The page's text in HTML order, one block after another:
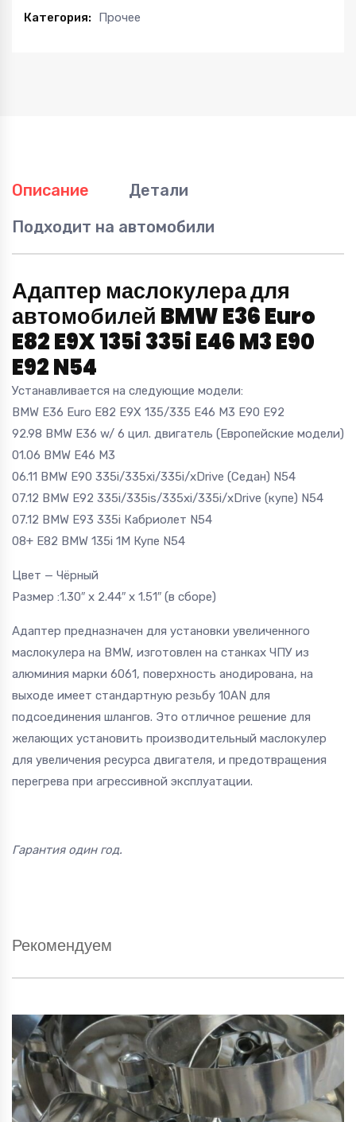
E90
Категория: Прочее
Описание
Детали
Подходит на автомобили
Адаптер маслокулера для
автомобилей BMW E36 Euro
E82 E9X 135i 335i E46 M3 E90
E92 N54
Устанавливается на следующие модели:
BMW E36 Euro E82 E9X 135/335 E46 M3 E90 E92
92.98 BMW E36 w/ 6 цил. двигатель (Европейские модели)
01.06 BMW E46 M3
06.11 BMW E90 335i/335xi/335i/xDrive (Седан) N54
07.12 BMW E92 335i/335is/335xi/335i/xDrive (купе) N54
07.12 BMW E93 335i Кабриолет N54
08+ E82 BMW 135i 1M Купе N54
Цвет — Чёрный
Размер :1.30″ x 2.44″ x 1.51″ (в сборе)
Адаптер предназначен для установки увеличенного
маслокулера на BMW, изготовлен на станках ЧПУ из
алюминия марки 6061, поверхность анодирована, на
выходе имеет стандартную резьбу 10AN для
подсоединения шлангов. Это отличное решение для
желающих установить производительный маслокулер
для увеличения ресурса двигателя, и предотвращения
перегрева при агрессивной эксплуатации.
Гарантия один год.
Рекомендуем